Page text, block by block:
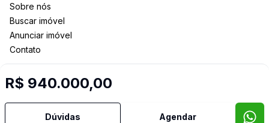
R$ 940.000,00
Dúvidas Agendar
Sobre nós
Buscar imóvel
Anunciar imóvel
Contato
Selo de Tecnologia Loft